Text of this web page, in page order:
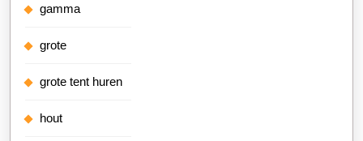
gamma
grote
grote tent huren
hout